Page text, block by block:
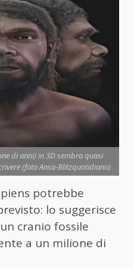
di anni) in 3D sembra quasi
(foto Ansa-Blitzquotidiano)
potrebbe
lo suggerisce
cranio fossile
a un milione di